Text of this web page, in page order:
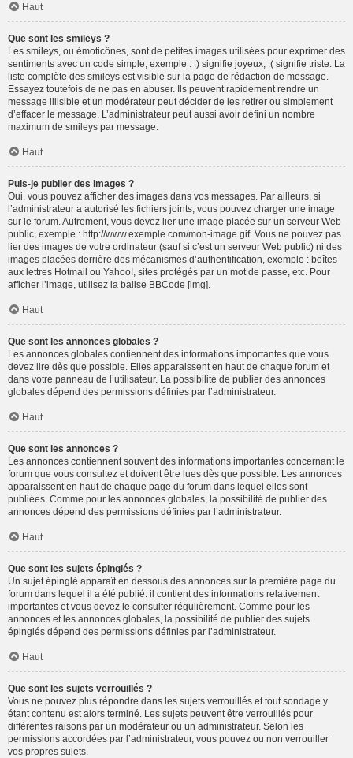
Haut
Que sont les smileys ?
Les smileys, ou émoticônes, sont de petites images utilisées pour exprimer des
sentiments avec un code simple, exemple : :) signifie joyeux, :( signifie triste. La
liste complète des smileys est visible sur la page de rédaction de message.
Essayez toutefois de ne pas en abuser. Ils peuvent rapidement rendre un
message illisible et un modérateur peut décider de les retirer ou simplement
d’effacer le message. L’administrateur peut aussi avoir défini un nombre
maximum de smileys par message.
Haut
Puis-je publier des images ?
Oui, vous pouvez afficher des images dans vos messages. Par ailleurs, si
l’administrateur a autorisé les fichiers joints, vous pouvez charger une image
sur le forum. Autrement, vous devez lier une image placée sur un serveur Web
public, exemple : http://www.exemple.com/mon-image.gif. Vous ne pouvez pas
lier des images de votre ordinateur (sauf si c’est un serveur Web public) ni des
images placées derrière des mécanismes d’authentification, exemple : boîtes
aux lettres Hotmail ou Yahoo!, sites protégés par un mot de passe, etc. Pour
afficher l’image, utilisez la balise BBCode [img].
Haut
Que sont les annonces globales ?
Les annonces globales contiennent des informations importantes que vous
devez lire dès que possible. Elles apparaissent en haut de chaque forum et
dans votre panneau de l’utilisateur. La possibilité de publier des annonces
globales dépend des permissions définies par l’administrateur.
Haut
Que sont les annonces ?
Les annonces contiennent souvent des informations importantes concernant le
forum que vous consultez et doivent être lues dès que possible. Les annonces
apparaissent en haut de chaque page du forum dans lequel elles sont
publiées. Comme pour les annonces globales, la possibilité de publier des
annonces dépend des permissions définies par l’administrateur.
Haut
Que sont les sujets épinglés ?
Un sujet épinglé apparaît en dessous des annonces sur la première page du
forum dans lequel il a été publié. il contient des informations relativement
importantes et vous devez le consulter régulièrement. Comme pour les
annonces et les annonces globales, la possibilité de publier des sujets
épinglés dépend des permissions définies par l’administrateur.
Haut
Que sont les sujets verrouillés ?
Vous ne pouvez plus répondre dans les sujets verrouillés et tout sondage y
étant contenu est alors terminé. Les sujets peuvent être verrouillés pour
différentes raisons par un modérateur ou un administrateur. Selon les
permissions accordées par l’administrateur, vous pouvez ou non verrouiller
vos propres sujets.